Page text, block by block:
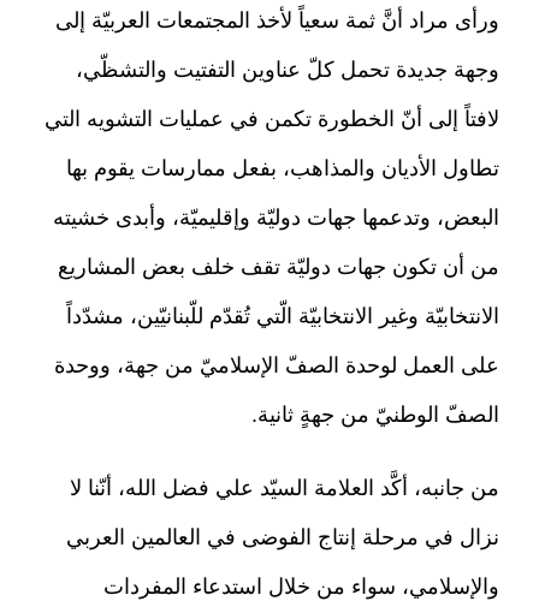
ورأى مراد أنَّ ثمة سعياً لأخذ المجتمعات العربيّة إلى
وجهة جديدة تحمل كلّ عناوين التفتيت والتشظّي،
لافتاً إلى أنّ الخطورة تكمن في عمليات التشويه التي
تطاول الأديان والمذاهب، بفعل ممارسات يقوم بها
البعض، وتدعمها جهات دوليّة وإقليميّة، وأبدى خشيته
من أن تكون جهات دوليّة تقف خلف بعض المشاريع
الانتخابيّة وغير الانتخابيّة الّتي تُقدّم للّبنانيّين، مشدّداً
على العمل لوحدة الصفّ الإسلاميّ من جهة، ووحدة
الصفّ الوطنيّ من جهةٍ ثانية.
من جانبه، أكَّد العلامة السيّد علي فضل الله، أنّنا لا
نزال في مرحلة إنتاج الفوضى في العالمين العربي
والإسلامي، سواء من خلال استدعاء المفردات